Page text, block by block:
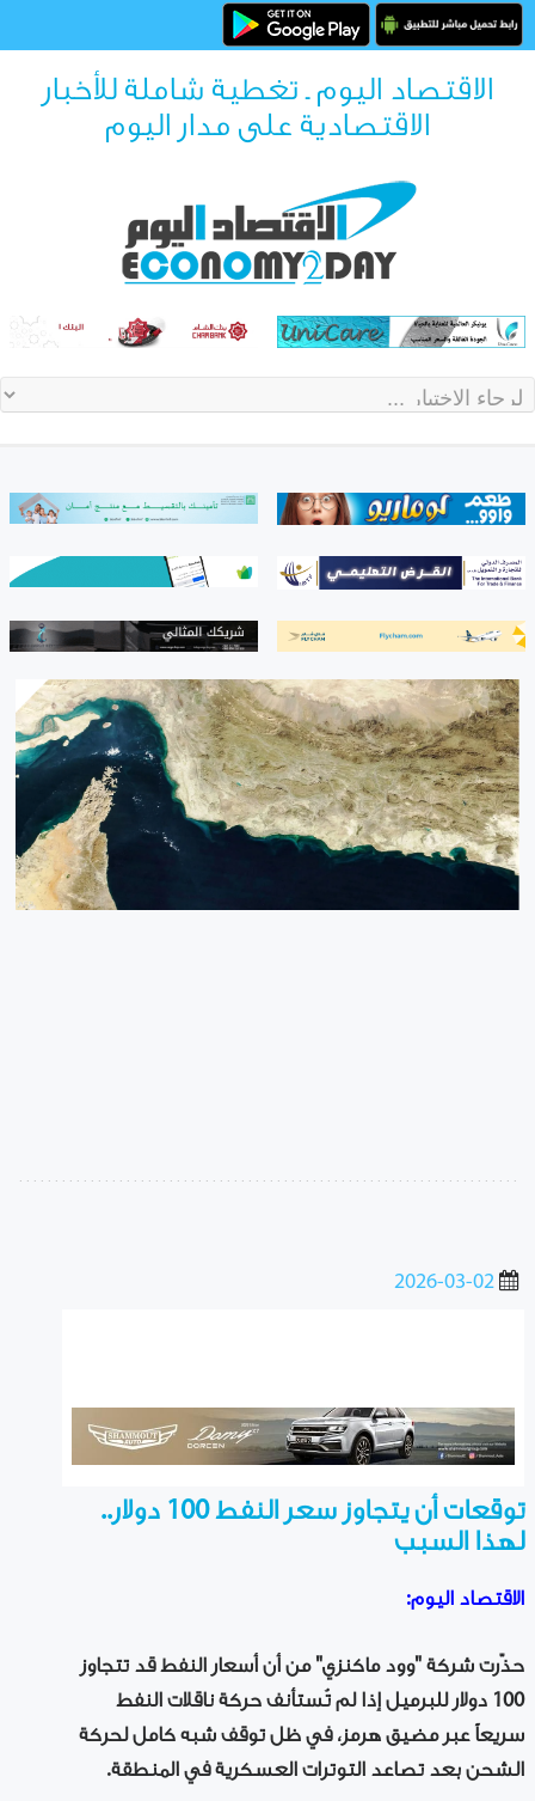
الاقتصاد اليوم ـ تغطية شاملة للأخبار
الاقتصادية على مدار اليوم
2026-03-02
توقعات أن يتجاوز سعر النفط 100 دولار..
لهذا السبب
الاقتصاد اليوم:
حذّرت شركة "وود ماكنزي" من أن أسعار النفط قد تتجاوز
100 دولار للبرميل إذا لم تُستأنف حركة ناقلات النفط
سريعاً عبر مضيق هرمز، في ظل توقف شبه كامل لحركة
الشحن بعد تصاعد التوترات العسكرية في المنطقة.